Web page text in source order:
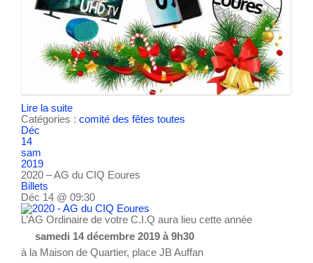
Lire la suite
Catégories : comité des fêtes toutes
Déc
14
sam
2019
2020 – AG du CIQ Eoures
Billets
Déc 14 @ 09:30
L’AG Ordinaire de votre C.I.Q aura lieu cette année
samedi 14 décembre 2019 à 9h30
à la Maison de Quartier, place JB Auffan